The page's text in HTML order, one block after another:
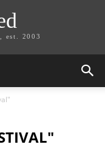
est. 2003